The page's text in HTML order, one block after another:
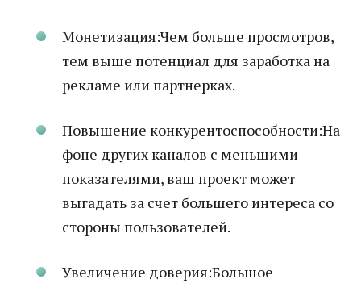
Монетизация:Чем больше просмотров,
тем выше потенциал для заработка на
рекламе или партнерках.
Повышение конкурентоспособности:На
фоне других каналов с меньшими
показателями, ваш проект может
выгадать за счет большего интереса со
стороны пользователей.
Увеличение доверия:Большое